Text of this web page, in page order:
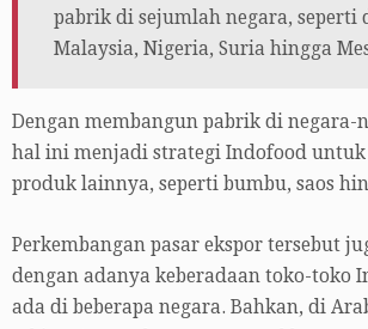
pabrik di sejumlah negara, seperti
Malaysia, Nigeria, Suria hingga
Dengan membangun pabrik di negara-
hal ini menjadi strategi Indofood untuk
produk lainnya, seperti bumbu, saos
Perkembangan pasar ekspor tersebut
dengan adanya keberadaan toko-toko
ada di beberapa negara. Bahkan, di